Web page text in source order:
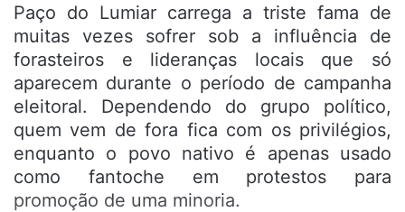
Paço do Lumiar carrega a triste fama de
muitas vezes sofrer sob a influência de
forasteiros e lideranças locais que só
aparecem durante o período de campanha
eleitoral. Dependendo do grupo político,
quem vem de fora fica com os privilégios,
enquanto o povo nativo é apenas usado
como fantoche em protestos para
promoção de uma minoria.